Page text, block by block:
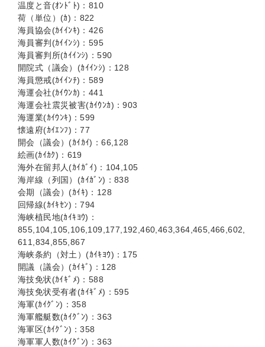
温度と音(ｵﾝﾄﾞﾄ)：810
荷（単位）(ｶ)：822
海員協会(ｶｲｲﾝｷ)：426
海員審判(ｶｲｲﾝｼ)：595
海員審判所(ｶｲｲﾝｼ)：590
開院式（議会）(ｶｲｲﾝｼ)：128
海員懲戒(ｶｲｲﾝﾁ)：589
海運会社(ｶｲｳﾝｶ)：441
海運会社震災被害(ｶｲｳﾝｶ)：903
海運業(ｶｲｳﾝｷ)：599
懐遠府(ｶｲｴﾝﾌ)：77
開会（議会）(ｶｲｶｲ)：66,128
絵画(ｶｲｶｸ)：619
海外在留邦人(ｶｲｶﾞｲ)：104,105
海岸線（列国）(ｶｲｶﾞﾝ)：838
会期（議会）(ｶｲｷ)：128
回帰線(ｶｲｷｾﾝ)：794
海峡植民地(ｶｲｷﾖｳ)：
855,104,105,106,109,177,192,460,463,364,465,466,602,
611,834,855,867
海峡条約（対土）(ｶｲｷﾖｳ)：175
開議（議会）(ｶｲｷﾞ)：128
海技免状(ｶｲｷﾞﾒ)：588
海技免状受有者(ｶｲｷﾞﾒ)：595
海軍(ｶｲｸﾞﾝ)：358
海軍艦艇数(ｶｲｸﾞﾝ)：363
海軍区(ｶｲｸﾞﾝ)：358
海軍軍人数(ｶｲｸﾞﾝ)：363